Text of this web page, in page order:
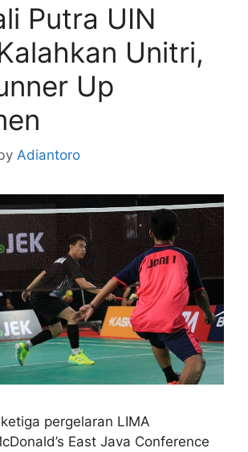
Putra UIN
Unitri,
Up
Adiantoro
pergelaran LIMA
East Java Conference